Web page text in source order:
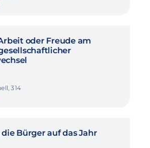
oder Freude am
314
Bürger auf das Jahr